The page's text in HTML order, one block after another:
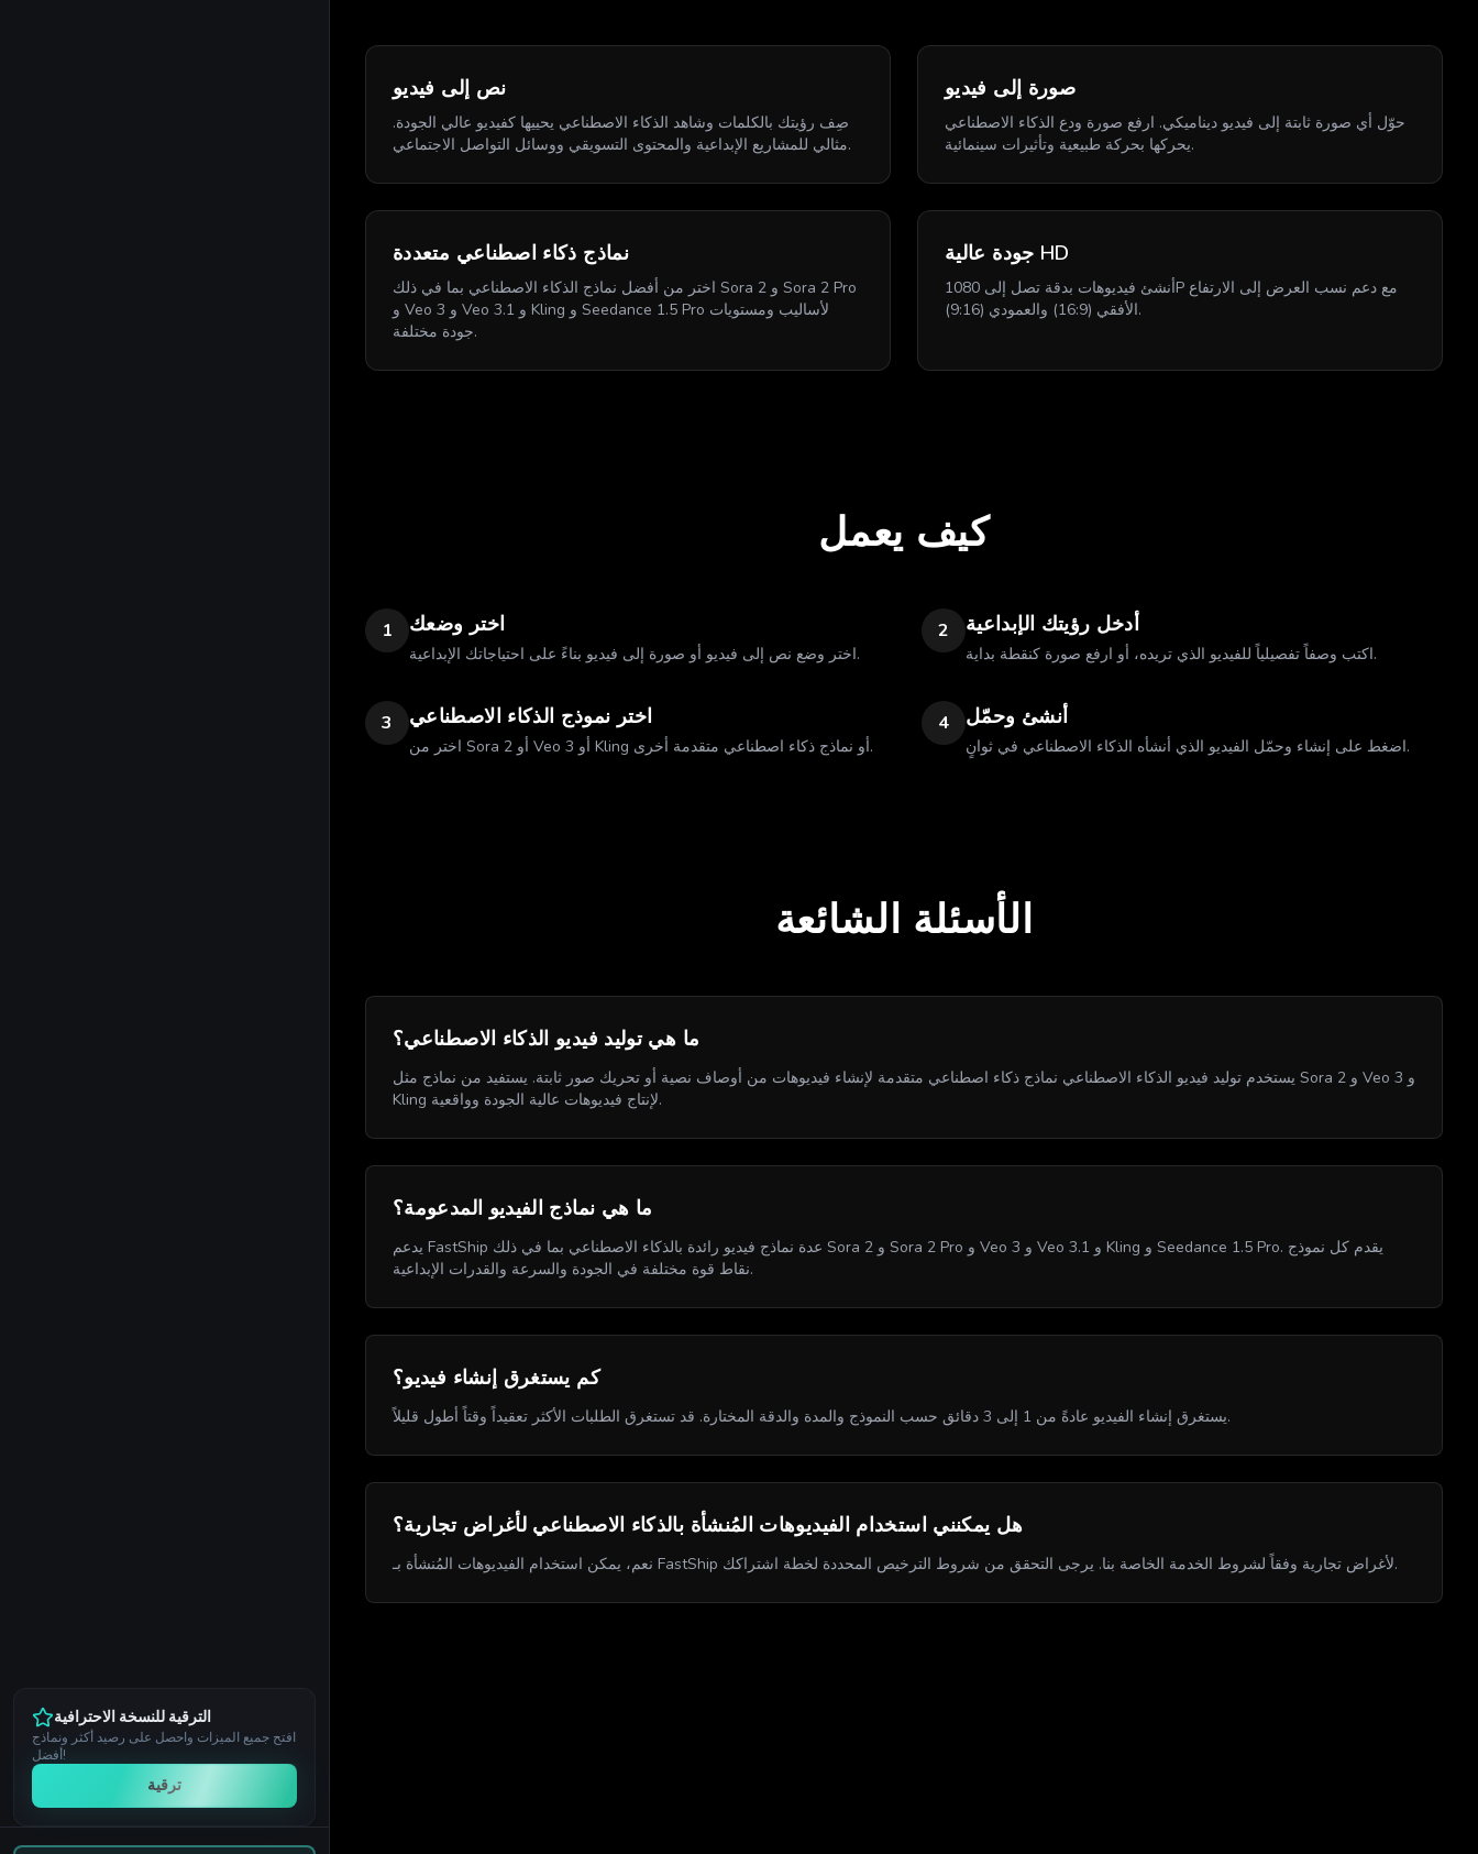
الترقية للنسخة الاحترافية
افتح جميع الميزات واحصل على رصيد أكثر ونماذج
أفضل!
ترقية
نص إلى فيديو
صِف رؤيتك بالكلمات وشاهد الذكاء الاصطناعي يحييها كفيديو عالي الجودة.
مثالي للمشاريع الإبداعية والمحتوى التسويقي ووسائل التواصل الاجتماعي.
صورة إلى فيديو
حوّل أي صورة ثابتة إلى فيديو ديناميكي. ارفع صورة ودع الذكاء الاصطناعي
يحركها بحركة طبيعية وتأثيرات سينمائية.
نماذج ذكاء اصطناعي متعددة
اختر من أفضل نماذج الذكاء الاصطناعي بما في ذلك Sora 2 و Sora 2 Pro
و Veo 3 و Veo 3.1 و Kling و Seedance 1.5 Pro لأساليب ومستويات
جودة مختلفة.
جودة عالية HD
أنشئ فيديوهات بدقة تصل إلى 1080P مع دعم نسب العرض إلى الارتفاع
الأفقي (16:9) والعمودي (9:16).
كيف يعمل
1 اختر وضعك
اختر وضع نص إلى فيديو أو صورة إلى فيديو بناءً على احتياجاتك الإبداعية.
2 أدخل رؤيتك الإبداعية
اكتب وصفاً تفصيلياً للفيديو الذي تريده، أو ارفع صورة كنقطة بداية.
3 اختر نموذج الذكاء الاصطناعي
اختر من Sora 2 أو Veo 3 أو Kling أو نماذج ذكاء اصطناعي متقدمة أخرى.
4 أنشئ وحمّل
اضغط على إنشاء وحمّل الفيديو الذي أنشأه الذكاء الاصطناعي في ثوانٍ.
الأسئلة الشائعة
ما هي توليد فيديو الذكاء الاصطناعي؟
يستخدم توليد فيديو الذكاء الاصطناعي نماذج ذكاء اصطناعي متقدمة لإنشاء فيديوهات من أوصاف نصية أو تحريك صور ثابتة. يستفيد من نماذج مثل Sora 2 و Veo 3 و
Kling لإنتاج فيديوهات عالية الجودة وواقعية.
ما هي نماذج الفيديو المدعومة؟
يدعم FastShip عدة نماذج فيديو رائدة بالذكاء الاصطناعي بما في ذلك Sora 2 و Sora 2 Pro و Veo 3 و Veo 3.1 و Kling و Seedance 1.5 Pro. يقدم كل نموذج
نقاط قوة مختلفة في الجودة والسرعة والقدرات الإبداعية.
كم يستغرق إنشاء فيديو؟
يستغرق إنشاء الفيديو عادةً من 1 إلى 3 دقائق حسب النموذج والمدة والدقة المختارة. قد تستغرق الطلبات الأكثر تعقيداً وقتاً أطول قليلاً.
هل يمكنني استخدام الفيديوهات المُنشأة بالذكاء الاصطناعي لأغراض تجارية؟
نعم، يمكن استخدام الفيديوهات المُنشأة بـ FastShip لأغراض تجارية وفقاً لشروط الخدمة الخاصة بنا. يرجى التحقق من شروط الترخيص المحددة لخطة اشتراكك.